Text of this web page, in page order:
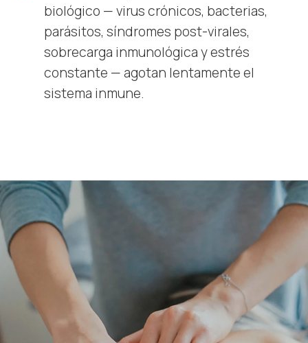
biológico — virus crónicos, bacterias,
parásitos, síndromes post-virales,
sobrecarga inmunológica y estrés
constante — agotan lentamente el
sistema inmune.